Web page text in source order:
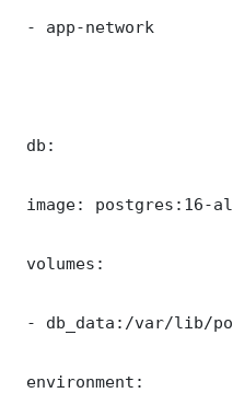
- app-network
db:
image: postgres:16-
volumes:
- db_data:/var/lib/
environment: